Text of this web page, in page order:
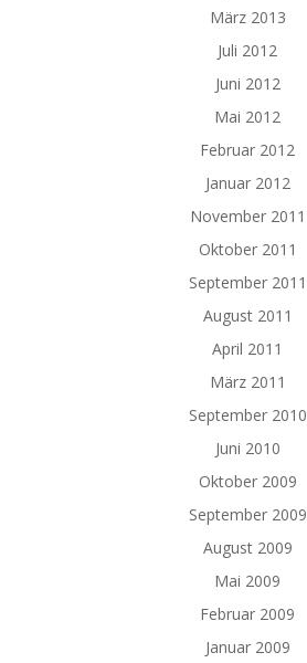
März 2013
Juli 2012
Juni 2012
Mai 2012
Februar 2012
Januar 2012
November 2011
Oktober 2011
September 2011
August 2011
April 2011
März 2011
September 2010
Juni 2010
Oktober 2009
September 2009
August 2009
Mai 2009
Februar 2009
Januar 2009